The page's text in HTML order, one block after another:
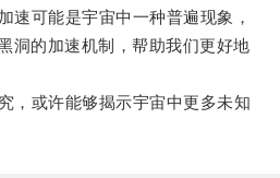
可能是宇宙中一种普遍现象，
洞的加速机制，帮助我们更好地
或许能够揭示宇宙中更多未知